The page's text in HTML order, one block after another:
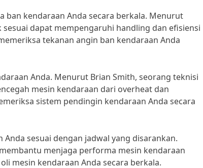
ban kendaraan Anda secara berkala. Menurut
sesuai dapat mempengaruhi handling dan efisiensi
tekanan angin ban kendaraan Anda
Anda. Menurut Brian Smith, seorang teknisi
mesin kendaraan dari overheat dan
sistem pendingin kendaraan Anda secara
sesuai dengan jadwal yang disarankan.
menjaga performa mesin kendaraan
mesin kendaraan Anda secara berkala.